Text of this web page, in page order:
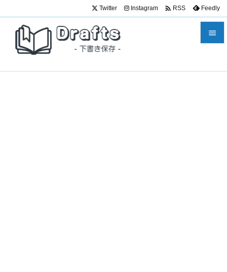

Twitter Instagram  RSS Feedly